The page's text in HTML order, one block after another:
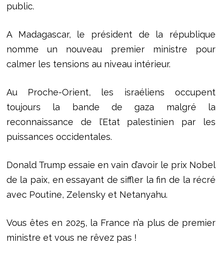
public.
A Madagascar, le président de la république
nomme un nouveau premier ministre pour
calmer les tensions au niveau intérieur.
Au Proche-Orient, les israéliens occupent
toujours la bande de gaza malgré la
reconnaissance de l’Etat palestinien par les
puissances occidentales.
Donald Trump essaie en vain d’avoir le prix Nobel
de la paix, en essayant de siffler la fin de la récré
avec Poutine, Zelensky et Netanyahu.
Vous êtes en 2025, la France n’a plus de premier
ministre et vous ne rêvez pas !